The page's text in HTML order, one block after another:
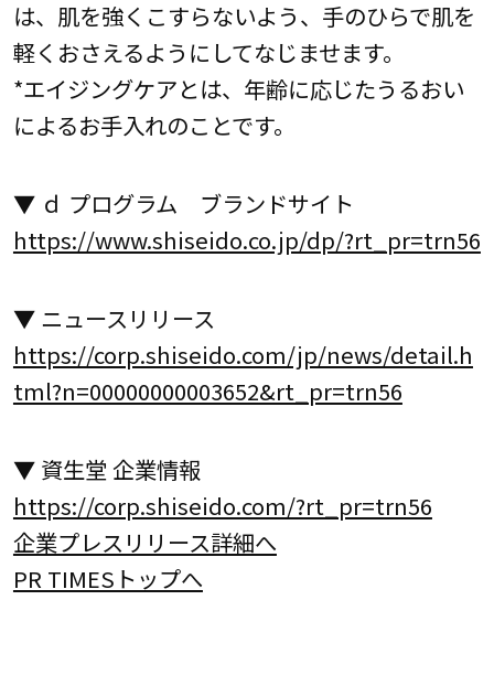
は、肌を強くこすらないよう、手のひらで肌を
軽くおさえるようにしてなじませます。
*エイジングケアとは、年齢に応じたうるおい
によるお手入れのことです。
▼ ｄ プログラム ブランドサイト
https://www.shiseido.co.jp/dp/?rt_pr=trn56
▼ ニュースリリース
https://corp.shiseido.com/jp/news/detail.h
tml?n=00000000003652&rt_pr=trn56
▼ 資生堂 企業情報
https://corp.shiseido.com/?rt_pr=trn56
企業プレスリリース詳細へ
PR TIMESトップへ